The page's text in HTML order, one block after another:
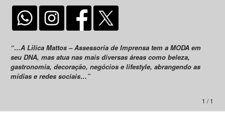
“…A Lilica Mattos – Assessoria de Imprensa tem a MODA em
seu DNA, mas atua nas mais diversas áreas como beleza,
gastronomia, decoração, negócios e lifestyle, abrangendo as
mídias e redes sociais…”
1 / 1